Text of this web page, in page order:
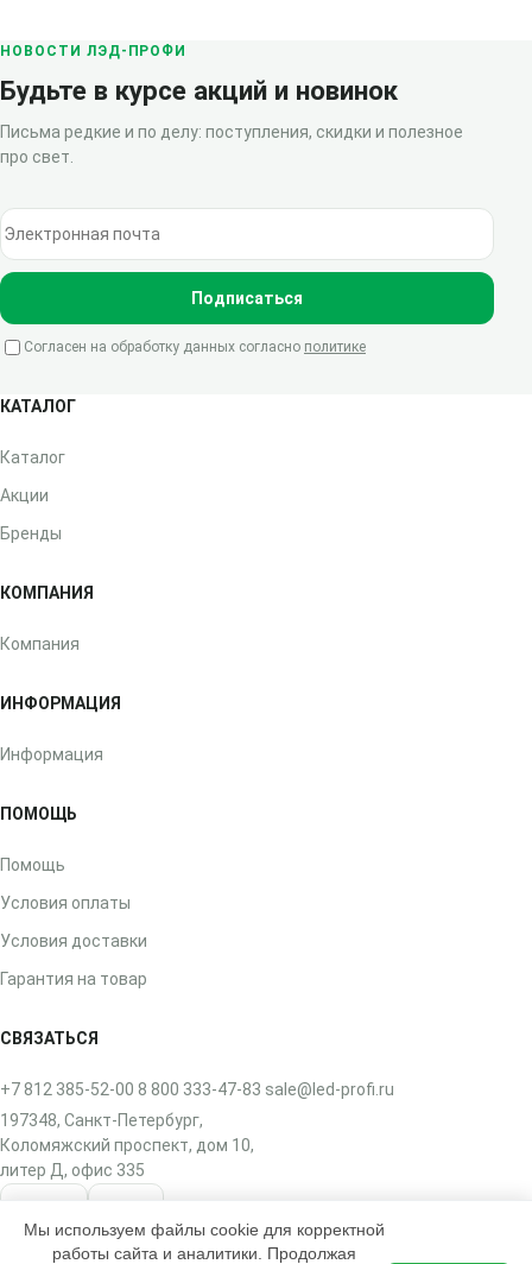
НОВОСТИ ЛЭД-ПРОФИ
Будьте в курсе акций и новинок
Письма редкие и по делу: поступления, скидки и полезное
про свет.
Электронная почта
Подписаться
Согласен на обработку данных согласно политике
КАТАЛОГ
Каталог
Акции
Бренды
КОМПАНИЯ
Компания
ИНФОРМАЦИЯ
Информация
ПОМОЩЬ
Помощь
Условия оплаты
Условия доставки
Гарантия на товар
СВЯЗАТЬСЯ
+7 812 385-52-00 8 800 333-47-83 sale@led-profi.ru
197348, Санкт-Петербург,
Коломяжский проспект, дом 10,
литер Д, офис 335
Мы используем файлы cookie для корректной
работы сайта и аналитики. Продолжая